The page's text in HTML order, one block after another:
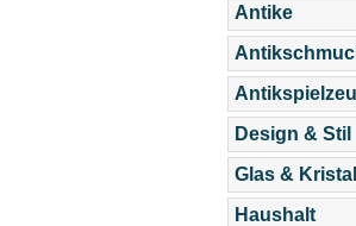
Antike
Design & Stil
Glas & Kristall
Haushalt